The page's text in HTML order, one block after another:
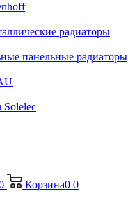
радиаторы
панельные радиаторы
Solelec
Корзина0 0